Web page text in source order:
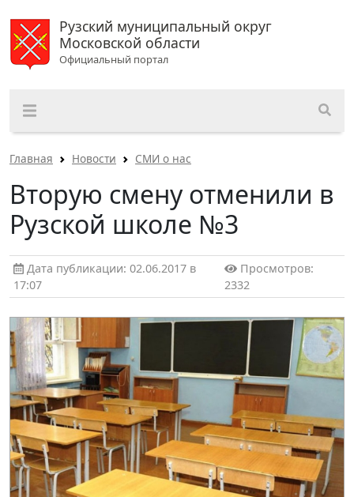
Рузский муниципальный округ
Московской области
Официальный портал
Главная Новости СМИ о нас
Вторую смену отменили в
Рузской школе №3
Дата публикации: 02.06.2017 в
17:07
Просмотров:
2332